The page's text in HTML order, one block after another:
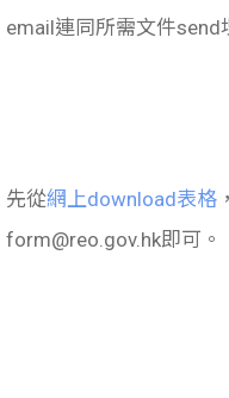
email連同所需文件send
先從網上download表格
form@reo.gov.hk即可。